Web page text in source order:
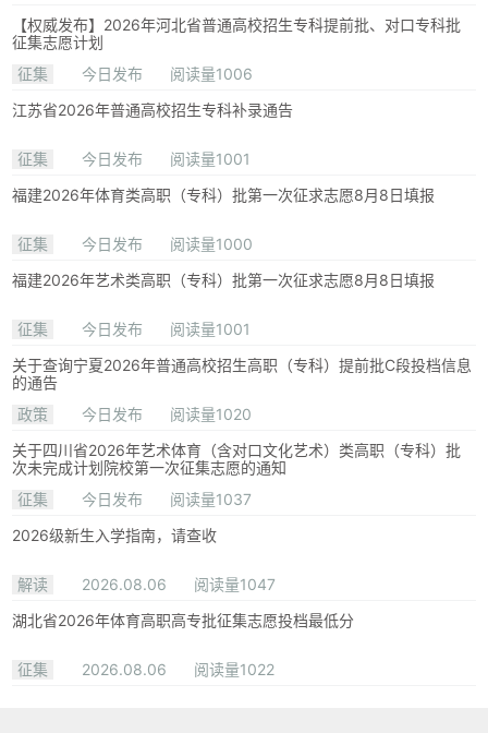
【权威发布】2026年河北省普通高校招生专科提前批、对口专科批
征集志愿计划
征集
今日发布
阅读量1006
江苏省2026年普通高校招生专科补录通告
征集 今日发布
阅读量1001
福建2026年体育类高职（专科）批第一次征求志愿8月8日填报
征集 今日发布
阅读量1000
福建2026年艺术类高职（专科）批第一次征求志愿8月8日填报
征集 今日发布
阅读量1001
关于查询宁夏2026年普通高校招生高职（专科）提前批C段投档信息
的通告
政策
今日发布
阅读量1020
关于四川省2026年艺术体育（含对口文化艺术）类高职（专科）批
次未完成计划院校第一次征集志愿的通知
征集
今日发布
阅读量1037
2026级新生入学指南，请查收
解读 2026.08.06
阅读量1047
湖北省2026年体育高职高专批征集志愿投档最低分
征集 2026.08.06 阅读量1022